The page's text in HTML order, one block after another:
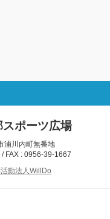
ポーツ広場
浦川内町無番地
FAX : 0956-39-1667
動法人WillDo